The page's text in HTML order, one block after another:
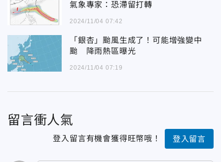
氣象專家：恐滯留打轉
2024/11/04 07:42
「銀杏」颱風生成了！可能增強變中
颱 降雨熱區曝光
2024/11/04 07:19
留言衝人氣
登入留言有機會獲得旺幣哦！ 登入留言